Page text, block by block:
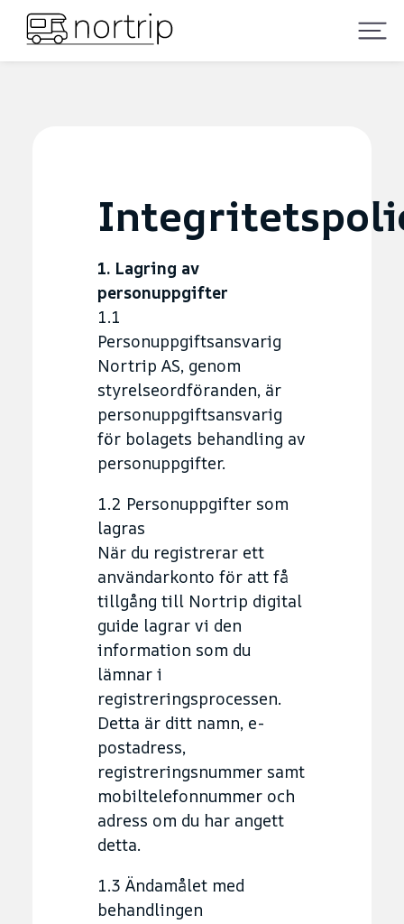
1. Lagring av
personuppgifter
1.1
Personuppgiftsansvarig
Nortrip AS, genom
styrelseordföranden, är
personuppgiftsansvarig
för bolagets behandling av
personuppgifter.
1.2 Personuppgifter som
lagras
När du registrerar ett
användarkonto för att få
tillgång till Nortrip digital
guide lagrar vi den
information som du
lämnar i
registreringsprocessen.
Detta är ditt namn, e-
postadress,
registreringsnummer samt
mobiltelefonnummer och
adress om du har angett
detta.
1.3 Ändamålet med
behandlingen